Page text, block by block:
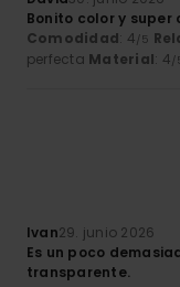
Bonito color y super
Comodidad: 4/5
perfecta Material: 4/
Ivan29. junio 2026
Es un poco
transparente.